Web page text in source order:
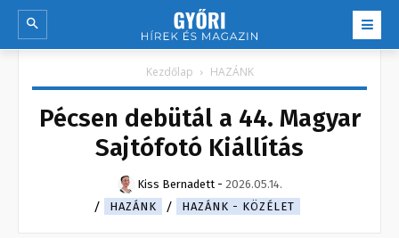
Kezdőlap HAZÁNK
Pécsen debütál a 44. Magyar
Sajtófotó Kiállítás
Kiss Bernadett - 2026.05.14.
HAZÁNK
HAZÁNK - KÖZÉLET